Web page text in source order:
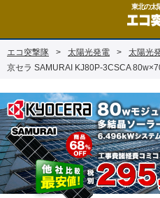
東北の太
エコ突撃隊 > 太陽光発電 > 太陽光
京セラ SAMURAI KJ80P-3CSCA